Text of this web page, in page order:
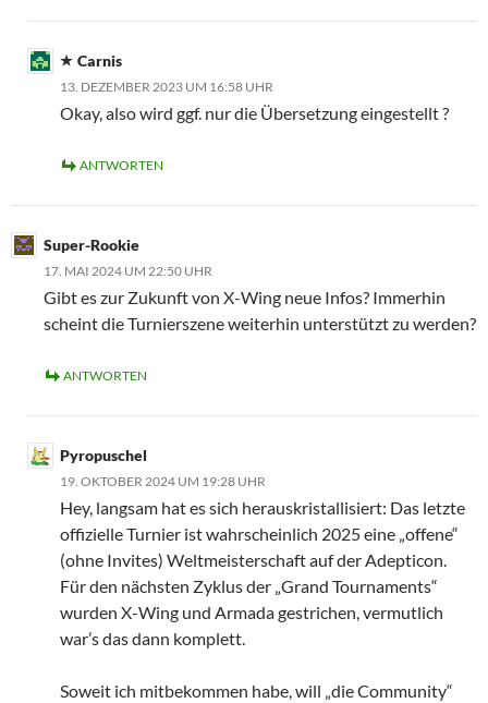
Carnis
13. DEZEMBER 2023 UM 16:58 UHR
Okay, also wird ggf. nur die Übersetzung eingestellt ?
ANTWORTEN
Super-Rookie
17. MAI 2024 UM 22:50 UHR
Gibt es zur Zukunft von X-Wing neue Infos? Immerhin
scheint die Turnierszene weiterhin unterstützt zu werden?
ANTWORTEN
Pyropuschel
19. OKTOBER 2024 UM 19:28 UHR
Hey, langsam hat es sich herauskristallisiert: Das letzte
offizielle Turnier ist wahrscheinlich 2025 eine „offene“
(ohne Invites) Weltmeisterschaft auf der Adepticon.
Für den nächsten Zyklus der „Grand Tournaments“
wurden X-Wing und Armada gestrichen, vermutlich
war’s das dann komplett.
Soweit ich mitbekommen habe, will „die Community“